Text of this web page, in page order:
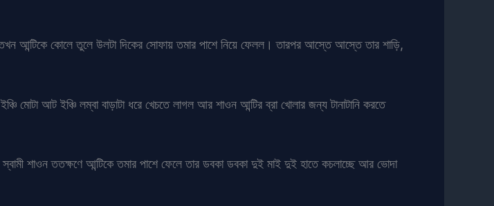
আন্টিকে কোলে তুলে উলটা দিকের সোফায় তমার পাশে নিয়ে ফেলল। তারপর আস্তে আস্তে তার শাড়ি,
মোটা আট ইঞ্চি লম্বা বাড়াটা ধরে খেচতে লাগল আর শাওন আন্টির ব্রা খোলার জন্য টানাটানি করতে
শাওন ততক্ষণে আন্টিকে তমার পাশে ফেলে তার ডবকা ডবকা দুই মাই দুই হাতে কচলাচ্ছে আর ভোদা